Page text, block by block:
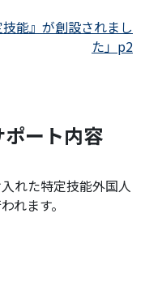
能』が創設されまし
た」p2
ート内容
れた特定技能外国人
れます。